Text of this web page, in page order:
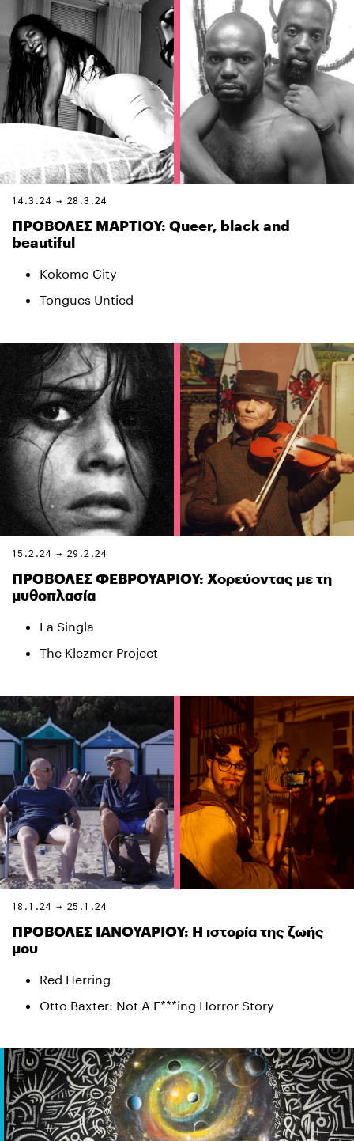
14.3.24 → 28.3.24
ΠΡΟΒΟΛΕΣ ΜΑΡΤΙΟΥ: Queer, black and
beautiful
Kokomo City
Tongues Untied
15.2.24 → 29.2.24
ΠΡΟΒΟΛΕΣ ΦΕΒΡΟΥΑΡΙΟΥ: Χορεύοντας με τη
μυθοπλασία
La Singla
The Klezmer Project
18.1.24 → 25.1.24
ΠΡΟΒΟΛΕΣ ΙΑΝΟΥΑΡΙΟΥ: Η ιστορία της ζωής
μου
Red Herring
Otto Baxter: Not A F***ing Horror Story